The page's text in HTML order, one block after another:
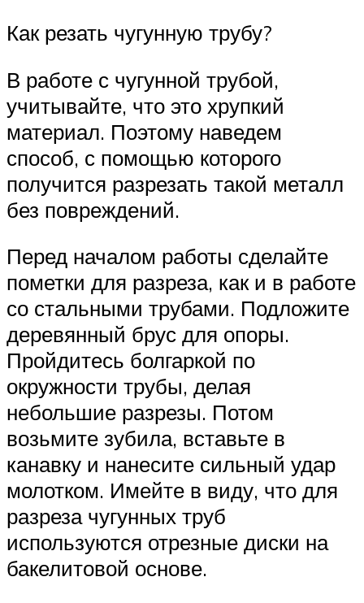
Как резать чугунную трубу?
В работе с чугунной трубой,
учитывайте, что это хрупкий
материал. Поэтому наведем
способ, с помощью которого
получится разрезать такой металл
без повреждений.
Перед началом работы сделайте
пометки для разреза, как и в работе
со стальными трубами. Подложите
деревянный брус для опоры.
Пройдитесь болгаркой по
окружности трубы, делая
небольшие разрезы. Потом
возьмите зубила, вставьте в
канавку и нанесите сильный удар
молотком. Имейте в виду, что для
разреза чугунных труб
используются отрезные диски на
бакелитовой основе.